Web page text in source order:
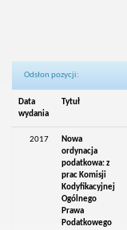
Odsłon pozycji:
Data
wydania
Tytuł
2017
Nowa
ordynacja
podatkowa: z
prac Komisji
Kodyfikacyjnej
Ogólnego
Prawa
Podatkowego